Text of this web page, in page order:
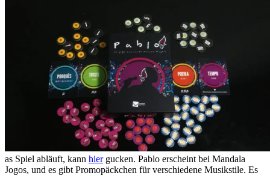
as Spiel abläuft, kann hiergucken. Pablo erscheint bei Mandala
Jogos, und es gibt Promopäckchen für verschiedene Musikstile. Es